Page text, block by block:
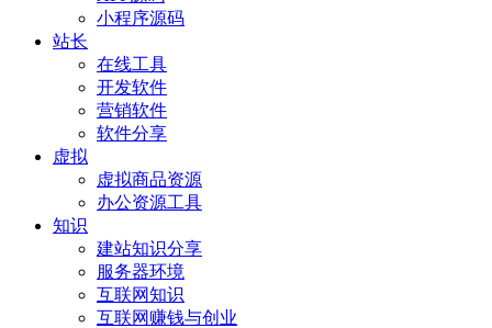
小程序源码
站长
在线工具
开发软件
营销软件
软件分享
虚拟
虚拟商品资源
办公资源工具
知识
建站知识分享
服务器环境
互联网知识
互联网赚钱与创业